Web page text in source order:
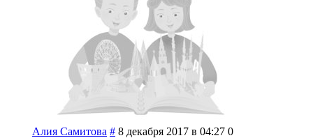
Алия Самитова # 8 декабря 2017 в 04:27 0